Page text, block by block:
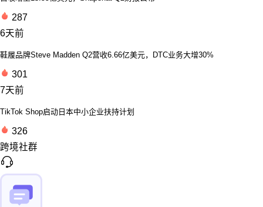
287
6天前
鞋履品牌Steve Madden Q2营收6.66亿美元，DTC业务大增30%
301
7天前
TikTok Shop启动日本中小企业扶持计划
326
跨境社群